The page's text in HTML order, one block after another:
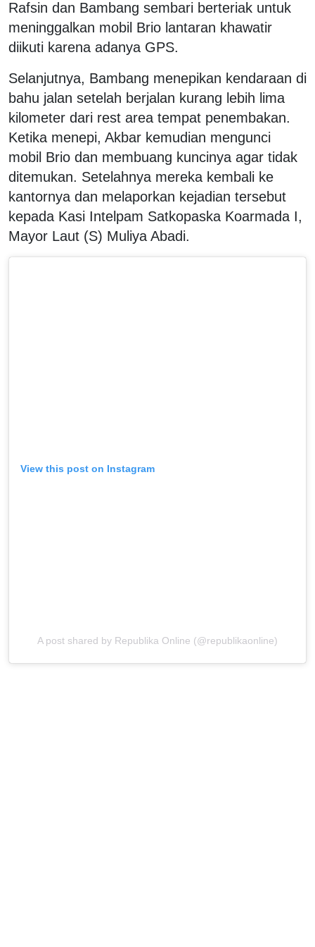
Rafsin dan Bambang sembari berteriak untuk
meninggalkan mobil Brio lantaran khawatir
diikuti karena adanya GPS.
Selanjutnya, Bambang menepikan kendaraan di
bahu jalan setelah berjalan kurang lebih lima
kilometer dari rest area tempat penembakan.
Ketika menepi, Akbar kemudian mengunci
mobil Brio dan membuang kuncinya agar tidak
ditemukan. Setelahnya mereka kembali ke
kantornya dan melaporkan kejadian tersebut
kepada Kasi Intelpam Satkopaska Koarmada I,
Mayor Laut (S) Muliya Abadi.
View this post on Instagram
A post shared by Republika Online (@republikaonline)